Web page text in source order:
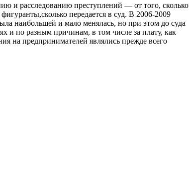
и расследованию преступлений — от того, сколько
передается в суд. В 2006-2009
наибольшей и мало менялась, но при этом до суда
и по разным причинам, в том числе за плату, как
на предпринимателей являлись прежде всего